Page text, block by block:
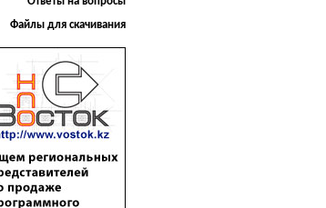
Файлы для скачивания